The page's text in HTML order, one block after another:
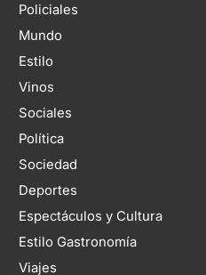
Policiales
Mundo
Estilo
Vinos
Sociales
Política
Sociedad
Deportes
Espectáculos y Cultura
Estilo Gastronomía
Viajes